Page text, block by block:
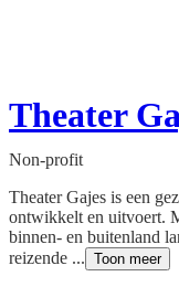
Theater
Non-profit
Theater Gajes is een
ontwikkelt en uitvoert.
binnen- en buitenland
reizende ... Toon meer